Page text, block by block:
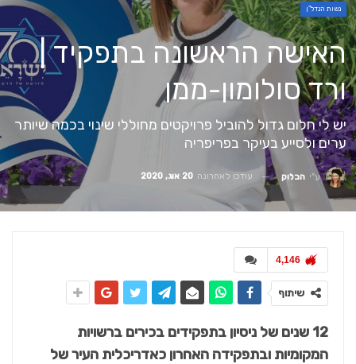
נשות הנדל"ן
האישה הראשונה בתפקיד |
ורד סולומון-ממן
יש לי חלום גדול להוביל פרויקטים מחוללי שינוי בכמה שיותר
ערים ולסייע בעיקר בפריפריה
ע"י הבלוק עודכן לאחרונה 20 אוג, 2020
4,146
שיתוף
12 שנים של ניסיון בתפקידים בכירים ברשויות
המקומיות ובתפקידה האחרון כאדריכלית העיר של